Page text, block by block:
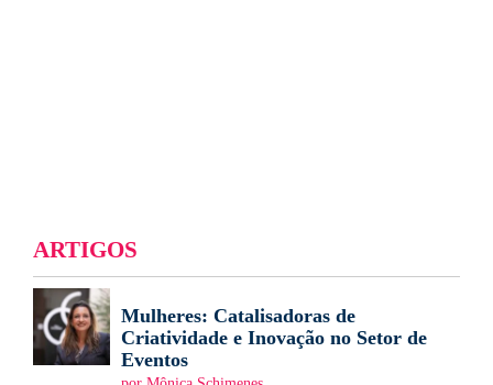
ARTIGOS
Mulheres: Catalisadoras de
Criatividade e Inovação no Setor de
Eventos